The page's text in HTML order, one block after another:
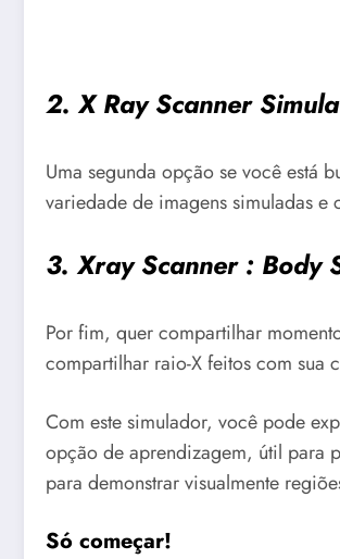
2. X Ray Scanner
Uma segunda opção se você está
variedade de imagens simuladas
3. Xray Scanner : Body
Por fim, quer compartilhar
compartilhar raio-X feitos com sua
Com este simulador, você pode
opção de aprendizagem, útil para
para demonstrar visualmente
Só começar!